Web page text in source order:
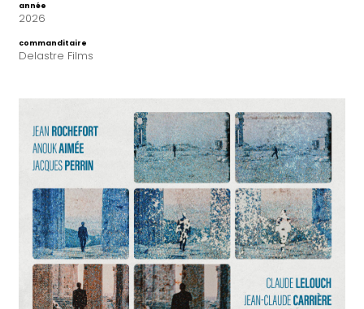
année
2026
commanditaire
Delastre Films